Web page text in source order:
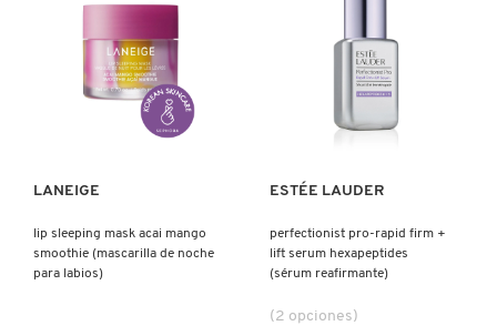
Ver más
LANEIGE
lip sleeping mask acai mango
smoothie (mascarilla de noche
para labios)
Ver más
ESTÉE LAUDER
perfectionist pro-rapid firm +
lift serum hexapeptides
(sérum reafirmante)
(2 opciones)